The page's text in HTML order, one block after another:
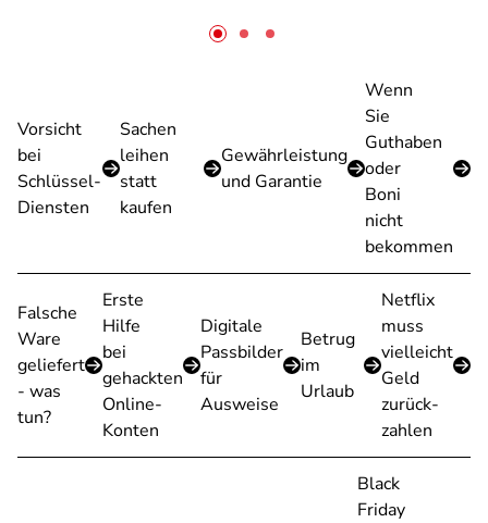
Vorsicht
bei
Schlüssel-
Diensten
Sachen
leihen
statt
kaufen
Gewährleistung
und Garantie
Wenn
Sie
Guthaben
oder
Boni
nicht
bekommen
Falsche
Ware
geliefert
- was
tun?
Erste
Hilfe
bei
gehackten
Online-
Konten
Digitale
Passbilder
für
Ausweise
Betrug
im
Urlaub
Netflix
muss
vielleicht
Geld
zurück-
zahlen
Black
Friday